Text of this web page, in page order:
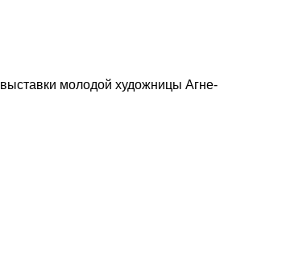
молодой художницы Агне-